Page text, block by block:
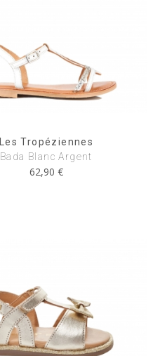
Les Tropéziennes
Bada Blanc Argent
62,90 €